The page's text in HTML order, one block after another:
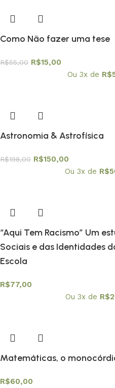
Como Não fazer uma tese
R$55,00 R$15,00
Ou 3x de R$
Astronomia & Astrofísica
R$198,00 R$150,00
Ou 3x de R$
“Aqui Tem Racismo” Um
Sociais e das Identidades
Escola
R$77,00
Ou 3x de R$
Matemáticas, o
R$60,00